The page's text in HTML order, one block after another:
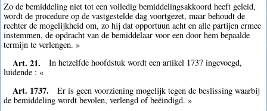
Zo de bemiddeling niet tot een volledig bemiddelingsakkoord heeft geleid,
wordt de procedure op de vastgestelde dag voortgezet, maar behoudt de
rechter de mogelijkheid om, zo hij dat opportuun acht en alle partijen ermee
instemmen, de opdracht van de bemiddelaar voor een door hem bepaalde
termijn te verlengen. »
Art. 21.
In hetzelfde hoofdstuk wordt een artikel 1737 ingevoegd,
luidende : «
Art. 1737.
Er is geen voorziening mogelijk tegen de beslissing waarbij
de bemiddeling wordt bevolen, verlengd of beëindigd. »